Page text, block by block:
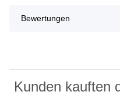
Bewertungen
Kunden kauften